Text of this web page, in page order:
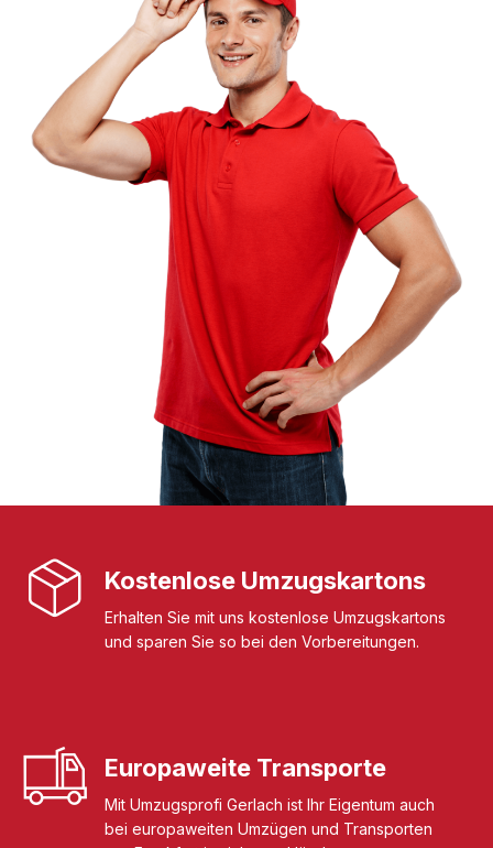
Kostenlose Umzugskartons
Erhalten Sie mit uns kostenlose Umzugskartons
und sparen Sie so bei den Vorbereitungen.
Europaweite Transporte
Mit Umzugsprofi Gerlach ist Ihr Eigentum auch
bei europaweiten Umzügen und Transporten